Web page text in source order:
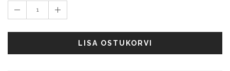
1
LISA OSTUKORVI